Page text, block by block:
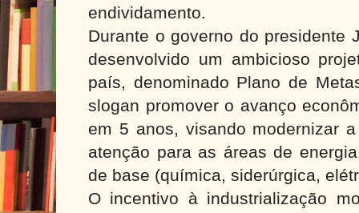
endividamento.
Durante o governo do presidente
desenvolvido um ambicioso
país, denominado Plano de
slogan promover o avanço
em 5 anos, visando modernizar
atenção para as áreas de
de base (química, siderúrgica,
O incentivo à industrialização